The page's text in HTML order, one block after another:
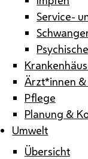
Service-
Ärzt*innen
Pflege
Planung &
Umwelt
Übersicht